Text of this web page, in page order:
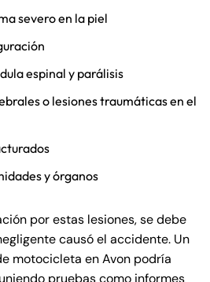
severo en la piel
espinal y parálisis
o lesiones traumáticas en el
y órganos
por estas lesiones, se debe
causó el accidente. Un
motocicleta en Avon podría
pruebas como informes
- Hours